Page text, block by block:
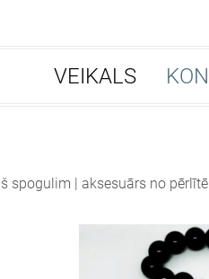
VEIKALS
spogulim | aksesuārs no